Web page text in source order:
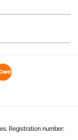
Registration number: